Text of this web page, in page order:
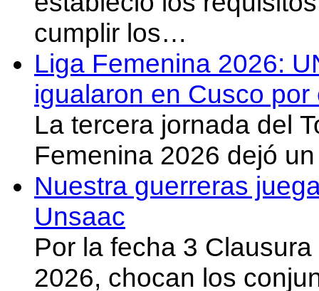
cumplir los…
Liga Femenina 2026:
igualaron en Cusco
La tercera jornada del
Femenina 2026 dejó
Nuestra guerreras
Unsaac
Por la fecha 3
2026, chocan los